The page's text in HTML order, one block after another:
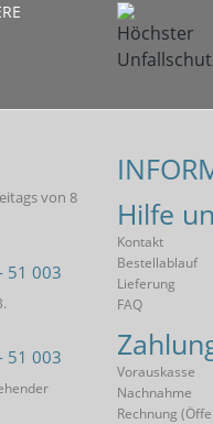
von 8
51 003
51 003
Hilfe
Kontakt
Bestellablauf
Lieferung
FAQ
Vorauskasse
Nachnahme
Rechnung